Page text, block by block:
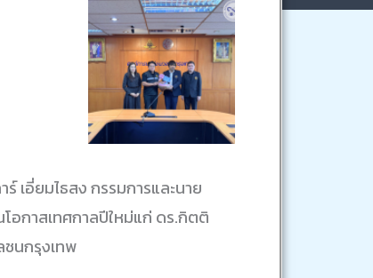
เอี่ยมไธสง กรรมการและนาย
อกาสเทศกาลปีใหม่แก่ ดร.กิตติ
นกรุงเทพ